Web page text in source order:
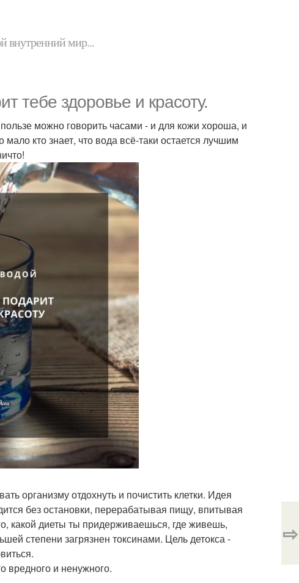
внутренний мир...
тебе здоровье и красоту.
можно говорить часами - и для кожи хороша, и
кто знает, что вода всё-таки остается лучшим
организму отдохнуть и почистить клетки. Идея
без остановки, перерабатывая пищу, впитывая
какой диеты ты придерживаешься, где живешь,
степени загрязнен токсинами. Цель детокса -
вредного и ненужного.
⇨